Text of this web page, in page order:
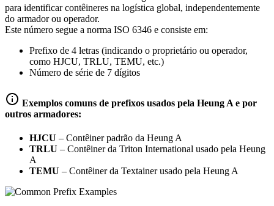
para identificar contêineres na logística global, independentemente
do armador ou operador.
Este número segue a norma ISO 6346 e consiste em:
Prefixo de 4 letras (indicando o proprietário ou operador,
como HJCU, TRLU, TEMU, etc.)
Número de série de 7 dígitos
Exemplos comuns de prefixos usados pela Heung A e por
outros armadores:
HJCU – Contêiner padrão da Heung A
TRLU – Contêiner da Triton International usado pela Heung
A
TEMU – Contêiner da Textainer usado pela Heung A